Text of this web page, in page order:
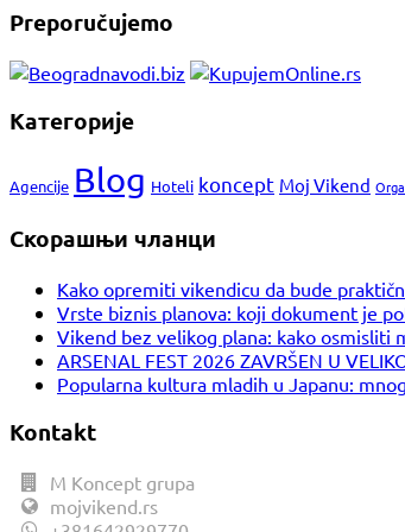
Preporučujemo
Категорије
Agencije Blog Hoteli koncept Moj Vikend
Скорашњи чланци
Kako opremiti vikendicu da bude
Vrste biznis planova: koji dokument je
Vikend bez velikog plana: kako osmisliti
ARSENAL FEST 2026 ZAVRŠEN U
Popularna kultura mladih u Japanu:
Kontakt
M Koncept grupa
mojvikend.rs